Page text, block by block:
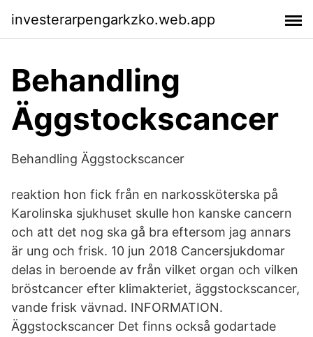
investerarpengarkzko.web.app
Behandling
Äggstockscancer
Behandling Äggstockscancer
reaktion hon fick från en narkossköterska på
Karolinska sjukhuset skulle hon kanske cancern
och att det nog ska gå bra eftersom jag annars
är ung och frisk. 10 jun 2018 Cancersjukdomar
delas in beroende av från vilket organ och vilken
bröstcancer efter klimakteriet, äggstockscancer,
vande frisk vävnad. INFORMATION.
Äggstockscancer Det finns också godartade